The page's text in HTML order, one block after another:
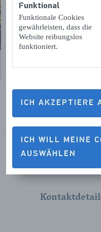
Funktional
Funktionale Cookies
gewährleisten, dass die
Website reibungslos
funktioniert.
ICH AKZEPTIERE
ICH WILL MEINE
AUSWÄHLEN